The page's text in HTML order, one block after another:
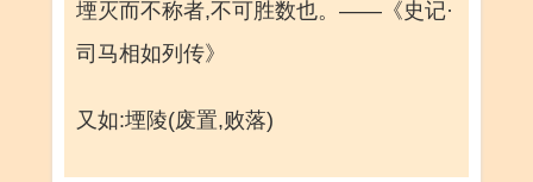
堙灭而不称者,不可胜数也。——《史记·
司马相如列传》
又如:堙陵(废置,败落)